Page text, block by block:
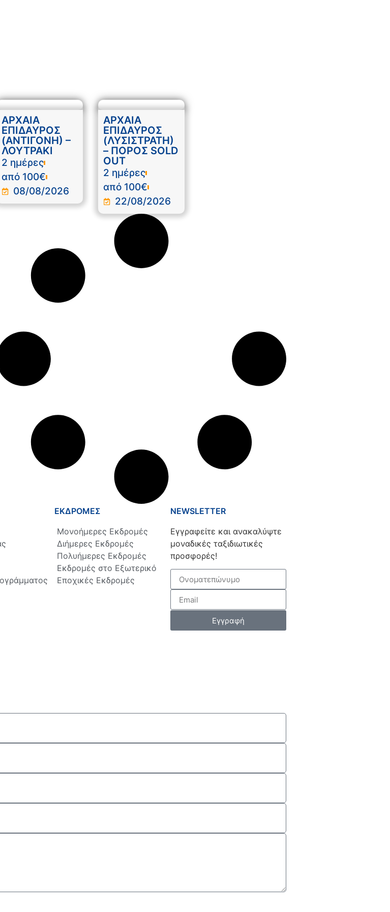
ΑΡΧΑΙΑ
ΕΠΙΔΑΥΡΟΣ
(ΑΝΤΙΓΟΝΗ) –
ΛΟΥΤΡΑΚΙ
2 ημέρες
από 100€
08/08/2026
ΑΡΧΑΙΑ
ΕΠΙΔΑΥΡΟΣ
(ΛΥΣΙΣΤΡΑΤΗ)
– ΠΟΡΟΣ SOLD
OUT
2 ημέρες
από 100€
22/08/2026
ΕΚΔΡΟΜΕΣ
Μονοήμερες Εκδρομές
Διήμερες Εκδρομές
Πολυήμερες Εκδρομές
Εκδρομές στο Εξωτερικό
Εποχικές Εκδρομές
NEWSLETTER
Εγγραφείτε και ανακαλύψτε
μοναδικές ταξιδιωτικές
προσφορές!
Εγγραφή